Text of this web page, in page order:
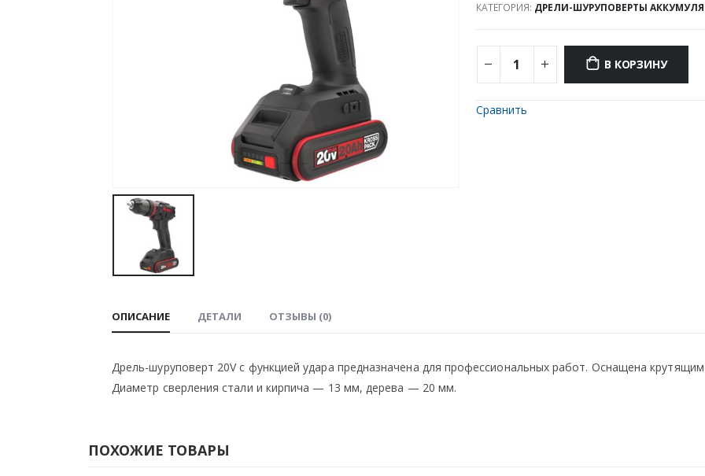
КАТЕГОРИЯ: ДРЕЛИ-ШУРУПОВЕРТЫ
В КОРЗИНУ
Сравнить
ОПИСАНИЕ ДЕТАЛИ ОТЗЫВЫ (0)
Дрель-шуруповерт 20V с функцией удара предназначена для профессиональных работ. Оснащена
Диаметр сверления стали и кирпича — 13 мм, дерева — 20 мм.
ПОХОЖИЕ ТОВАРЫ